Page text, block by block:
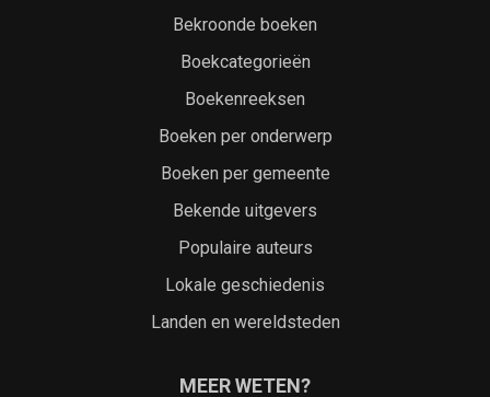
Bekroonde boeken
Boekcategorieën
Boekenreeksen
Boeken per onderwerp
Boeken per gemeente
Bekende uitgevers
Populaire auteurs
Lokale geschiedenis
Landen en wereldsteden
MEER WETEN?